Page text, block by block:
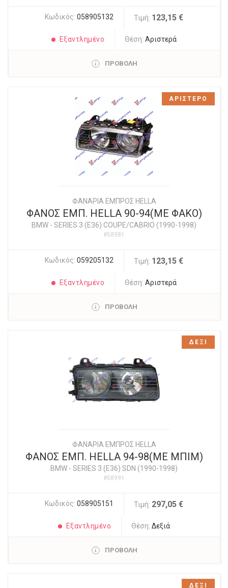
Κωδικός: 058905132 Τιμή: 123,15 €
Εξαντλημένο Θέση:Αριστερά
ΠΡΟΒΟΛΗ
ΦΑΝΑΡΙΑ ΕΜΠΡΟΣ HELLA
ΦΑΝΟΣ ΕΜΠ. HELLA 90-94(ΜΕ ΦΑΚΟ)
BMW - SERIES 3 (E36) COUPE/CABRIO (1990-1998)
#58981
Κωδικός: 059205132 Τιμή: 123,15 €
Εξαντλημένο Θέση:Αριστερά
ΠΡΟΒΟΛΗ
ΑΡΙΣΤΕΡΟ
ΦΑΝΑΡΙΑ ΕΜΠΡΟΣ HELLA
ΦΑΝΟΣ ΕΜΠ. HELLA 94-98(ΜΕ ΜΠΙΜ)
BMW - SERIES 3 (E36) SDN (1990-1998)
#58991
Κωδικός: 058905151 Τιμή: 297,05 €
Εξαντλημένο Θέση:Δεξιά
ΠΡΟΒΟΛΗ
ΔΕΞΙ
ΔΕΞΙ